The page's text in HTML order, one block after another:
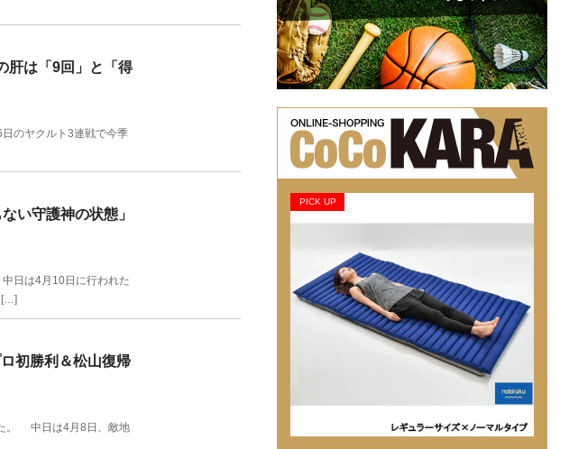
肝は「9回」と「得
のヤクルト3連戦で今季
い守護神の状態」
日は4月10日に行われた
[…]
初勝利＆松山復帰
。 中日は4月8日、敵地
PICK UP